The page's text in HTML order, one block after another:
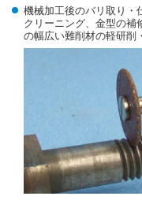
機械加工後のバリ取り・
クリーニング、金型の補
の幅広い難削材の軽研削